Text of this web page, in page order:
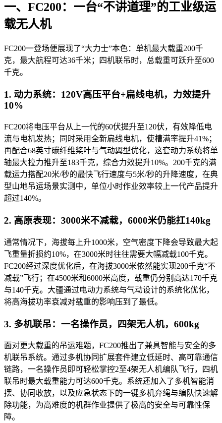
一、FC200：一台“不讲道理”的工业级运
载无人机
FC200一登场便展现了“大力士”本色：单机最大载重200千
克，最大航程可达36千米；四机联吊时，总载重可跃升至600
千克。
1. 动力系统：120V高压平台+扁线电机，力效提升
10%
FC200将电压平台从上一代的60伏提升至120伏，有效降低电
流与电机发热；同时采用全新扁线电机，使槽满率提升41%；
再配合68英寸碳纤维桨叶与气动翼型优化，这套动力系统将单
轴最大拉力推升至183千克，综合力效提升10%。200千克的满
载运力搭配20米/秒的最快飞行速度与5米/秒的升降速度，在典
型山地吊运场景实测中，单位小时作业效率较上一代产品提升
超过140%。
2. 高原表现：3000米不减载，6000米仍能扛140kg
通常情况下，海拔每上升1000米，空气密度下降会导致最大起
飞重量折损约10%，在3000米时往往需要大幅减载100千克。
FC200经过深度优化后，在海拔3000米依然能实现200千克“不
减载”飞行；在4500米和6000米高度，载重仍分别高达170千克
与140千克。大疆通过电动力系统与气动设计的系统化优化，
将高海拔功率衰减对载重的影响压到了最低。
3. 多机联吊：一名操作员，四架无人机，600kg
面对更大载重的吊运难题，FC200推出了兼具智能与安全的多
机联吊系统。通过多机协同扩展套件建立低延时、高可靠通信
链路，一名操作员即可轻松掌控2至4架无人机编队飞行，四机
联吊时最大载重能力可达600千克。系统还加入了多机智能消
摆、协同收放，以及应急状态下的一键多机弃绳与编队快速解
除功能，为高难度的机群作业提供了极高的安全与可靠性保
障。